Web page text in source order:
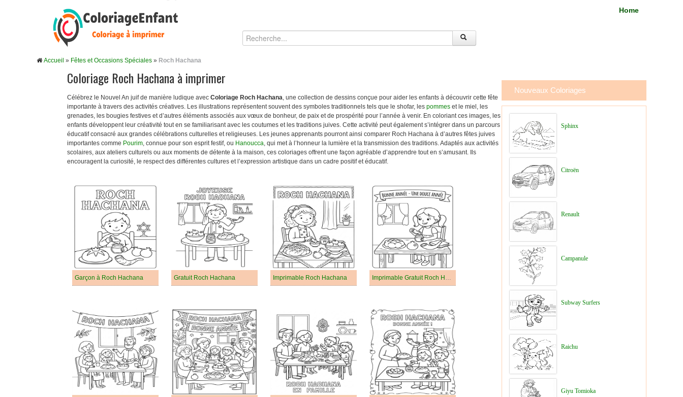
Home
Accueil » Fêtes et Occasions Spéciales » Roch Hachana
Coloriage Roch Hachana à imprimer
Célébrez le Nouvel An juif de manière ludique avec Coloriage Roch Hachana, une collection de dessins conçue pour aider les enfants à découvrir cette fête
importante à travers des activités créatives. Les illustrations représentent souvent des symboles traditionnels tels que le shofar, les pommes et le miel, les
grenades, les bougies festives et d’autres éléments associés aux vœux de bonheur, de paix et de prospérité pour l’année à venir. En coloriant ces images, les
enfants développent leur créativité tout en se familiarisant avec les coutumes et les traditions juives. Cette activité peut également s’intégrer dans un parcours
éducatif consacré aux grandes célébrations culturelles et religieuses. Les jeunes apprenants pourront ainsi comparer Roch Hachana à d’autres fêtes juives
importantes comme Pourim, connue pour son esprit festif, ou Hanoucca, qui met à l’honneur la lumière et la transmission des traditions. Adaptés aux activités
scolaires, aux ateliers culturels ou aux moments de détente à la maison, ces coloriages offrent une façon agréable d’apprendre tout en s’amusant. Ils
encouragent la curiosité, le respect des différentes cultures et l’expression artistique dans un cadre positif et éducatif.
Garçon à Roch Hachana Gratuit Roch Hachana Imprimable Roch Hachana Imprimable Gratuit Roch Hachana
Nouveaux Coloriages
Sphinx
Citroën
Renault
Campanule
Subway Surfers
Raichu
Giyu Tomioka